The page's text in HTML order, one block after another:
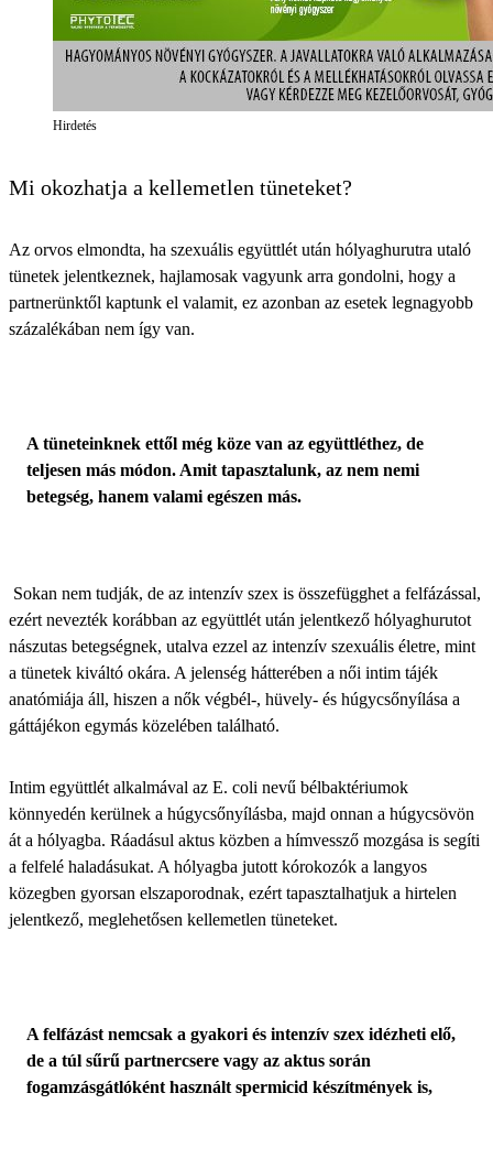
Hirdetés
Mi okozhatja a kellemetlen tüneteket?
Az orvos elmondta, ha szexuális együttlét után hólyaghurutra utaló
tünetek jelentkeznek, hajlamosak vagyunk arra gondolni, hogy a
partnerünktől kaptunk el valamit, ez azonban az esetek legnagyobb
százalékában nem így van.
A tüneteinknek ettől még köze van az együttléthez, de
teljesen más módon. Amit tapasztalunk, az nem nemi
betegség, hanem valami egészen más.
Sokan nem tudják, de az intenzív szex is összefügghet a felfázással,
ezért nevezték korábban az együttlét után jelentkező hólyaghurutot
nászutas betegségnek, utalva ezzel az intenzív szexuális életre, mint
a tünetek kiváltó okára. A jelenség hátterében a női intim tájék
anatómiája áll, hiszen a nők végbél-, hüvely- és húgycsőnyílása a
gáttájékon egymás közelében található.
Intim együttlét alkalmával az E. coli nevű bélbaktériumok
könnyedén kerülnek a húgycsőnyílásba, majd onnan a húgycsövön
át a hólyagba. Ráadásul aktus közben a hímvessző mozgása is segíti
a felfelé haladásukat. A hólyagba jutott kórokozók a langyos
közegben gyorsan elszaporodnak, ezért tapasztalhatjuk a hirtelen
jelentkező, meglehetősen kellemetlen tüneteket.
A felfázást nemcsak a gyakori és intenzív szex idézheti elő,
de a túl sűrű partnercsere vagy az aktus során
fogamzásgátlóként használt spermicid készítmények is,